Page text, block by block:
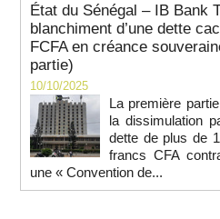
État du Sénégal – IB Bank
blanchiment d’une dette
FCFA en créance
partie)
10/10/2025
La première
la dissimulation
dette de plus de
francs CFA
une « Convention de...